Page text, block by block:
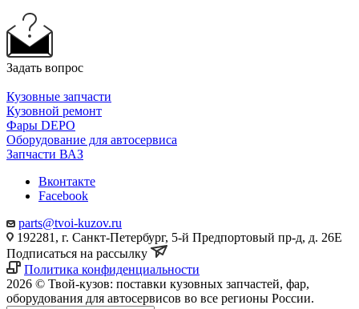
Задать вопрос
Кузовные запчасти
Кузовной ремонт
Фары DEPO
Оборудование для автосервиса
Запчасти ВАЗ
Вконтакте
Facebook
parts@tvoi-kuzov.ru
192281, г. Санкт-Петербург, 5-й Предпортовый пр-д, д. 26Е
Подписаться на рассылку
Политика конфиденциальности
2026 © Твой-кузов: поставки кузовных запчастей, фар,
оборудования для автосервисов во все регионы России.